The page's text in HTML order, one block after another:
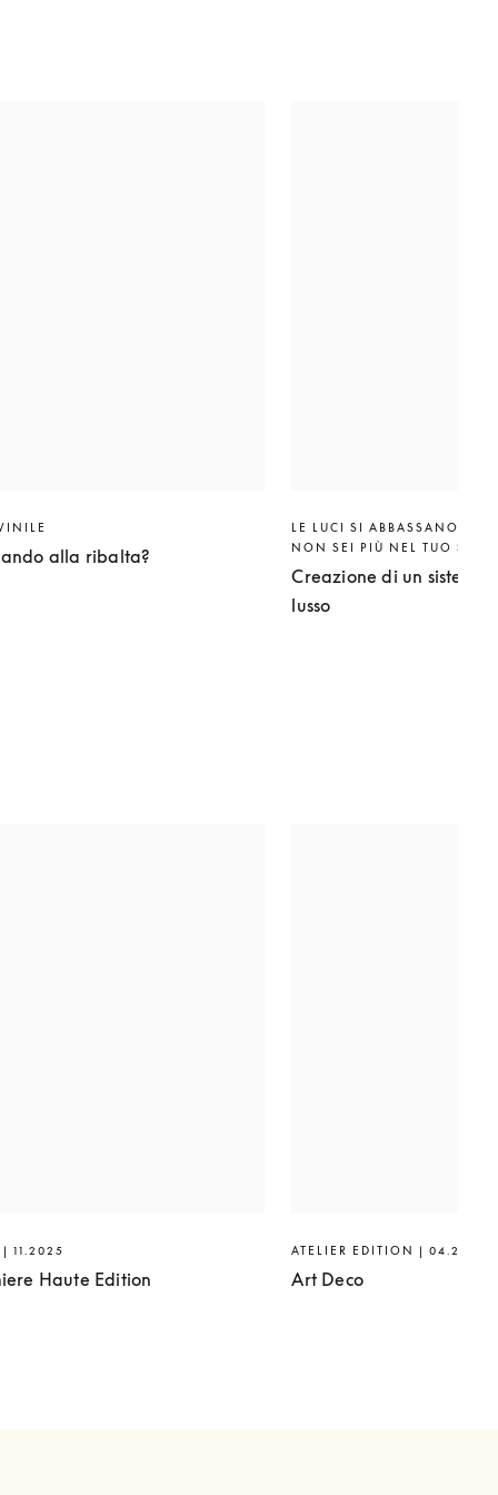
alla ribalta?
LE LUCI SI ABBASSANO. IL
NON SEI PIÙ NEL TUO
Creazione di un sistema
lusso
11.2025
Haute Edition
ATELIER EDITION | 04.2025
Art Deco